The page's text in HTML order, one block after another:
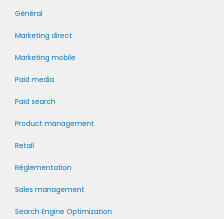
Général
Marketing direct
Marketing mobile
Paid media
Paid search
Product management
Retail
Réglementation
Sales management
Search Engine Optimization